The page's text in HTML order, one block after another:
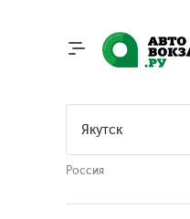
Россия